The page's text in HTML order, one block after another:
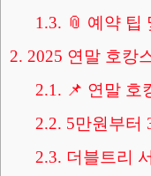
1.3. 📎 예약 팁
2. 2025 연말 호캉
2.1. 📌 연말 호
2.2. 5만원부터
2.3. 더블트리